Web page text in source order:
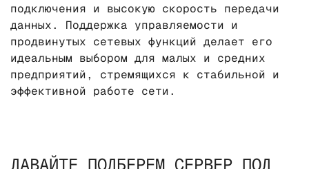
подключения и высокую скорость передачи
данных. Поддержка управляемости и
продвинутых сетевых функций делает его
идеальным выбором для малых и средних
предприятий, стремящихся к стабильной и
эффективной работе сети.
ДАВАЙТЕ ПОДБЕРЕМ СЕРВЕР ПОД